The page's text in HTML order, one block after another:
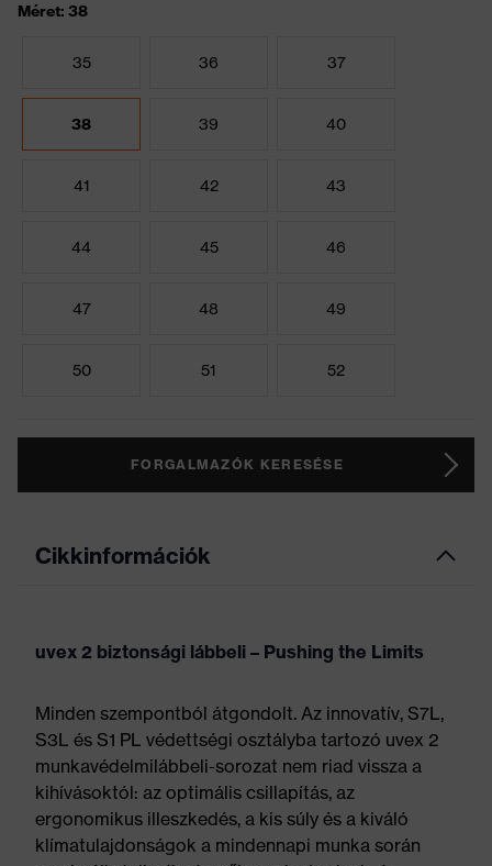
Méret: 38
35 36 37
38 39 40
41 42 43
44 45 46
47 48 49
50 51 52
FORGALMAZÓK KERESÉSE
Cikkinformációk
uvex 2 biztonsági lábbeli – Pushing the Limits
Minden szempontból átgondolt. Az innovatív, S7L,
S3L és S1 PL védettségi osztályba tartozó uvex 2
munkavédelmilábbeli-sorozat nem riad vissza a
kihívásoktól: az optimális csillapítás, az
ergonomikus illeszkedés, a kis súly és a kiváló
klímatulajdonságok a mindennapi munka során